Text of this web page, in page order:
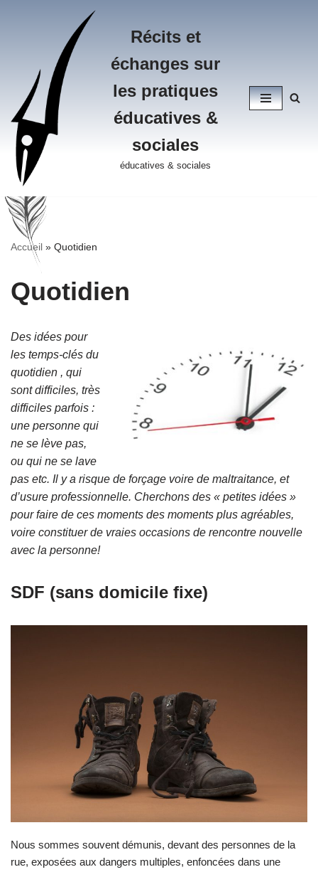
contenu
Récits et
échanges sur
les pratiques
éducatives &
sociales
éducatives & sociales
Accueil » Quotidien
Quotidien
Des idées pour
les temps-clés du
quotidien , qui
sont difficiles, très
difficiles parfois :
une personne qui
ne se lève pas,
ou qui ne se lave
pas etc. Il y a risque de forçage voire de maltraitance, et
d’usure professionnelle. Cherchons des « petites idées »
pour faire de ces moments des moments plus agréables,
voire constituer de vraies occasions de rencontre nouvelle
avec la personne!
SDF (sans domicile fixe)
Nous sommes souvent démunis, devant des personnes de la
rue, exposées aux dangers multiples, enfoncées dans une